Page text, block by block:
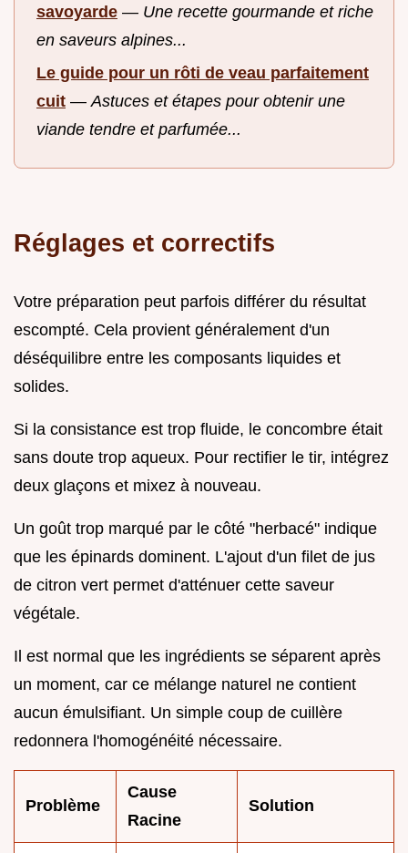
savoyarde — Une recette gourmande et riche
en saveurs alpines...
Le guide pour un rôti de veau parfaitement
cuit —Astuces et étapes pour obtenir une
viande tendre et parfumée...
Réglages et correctifs
Votre préparation peut parfois différer du résultat
escompté. Cela provient généralement d'un
déséquilibre entre les composants liquides et
solides.
Si la consistance est trop fluide, le concombre était
sans doute trop aqueux. Pour rectifier le tir, intégrez
deux glaçons et mixez à nouveau.
Un goût trop marqué par le côté "herbacé" indique
que les épinards dominent. L'ajout d'un filet de jus
de citron vert permet d'atténuer cette saveur
végétale.
Il est normal que les ingrédients se séparent après
un moment, car ce mélange naturel ne contient
aucun émulsifiant. Un simple coup de cuillère
redonnera l'homogénéité nécessaire.
Problème
Cause
Racine
Solution